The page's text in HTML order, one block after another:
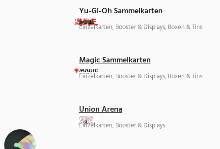
Yu-Gi-Oh Sammelkarten
Einzelkarten, Booster & Displays, Boxen & Tins
Magic Sammelkarten
Einzelkarten, Booster & Displays, Boxen & Tins
Union Arena
Einzelkarten, Booster & Displays